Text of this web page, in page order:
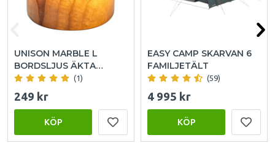
UNISON MARBLE L
BORDSLJUS ÄKTA
MARMOR
(1)
249 kr
KÖP
EASY CAMP SKARVAN 6
FAMILJETÄLT
(59)
4 995 kr
KÖP